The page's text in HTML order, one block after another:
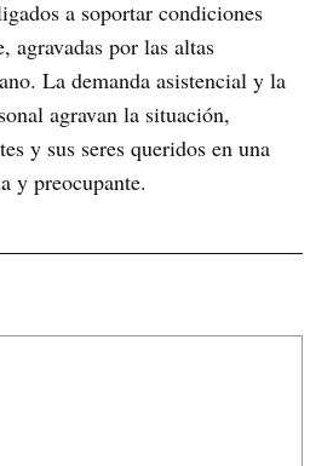
a soportar condiciones
agravadas por las altas
La demanda asistencial y la
agravan la situación,
y sus seres queridos en una
y preocupante.